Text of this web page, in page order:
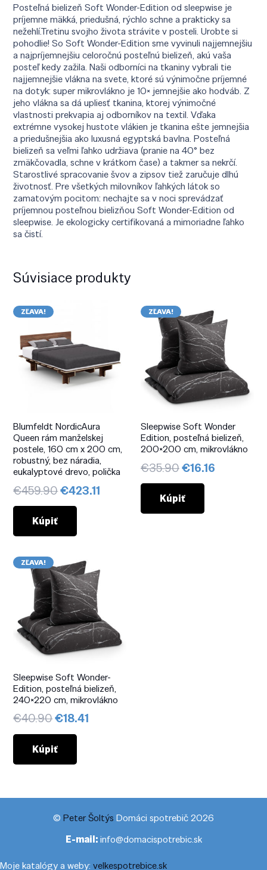
Posteľná bielizeň Soft Wonder-Edition od sleepwise je
príjemne mäkká, priedušná, rýchlo schne a prakticky sa
nežehlí.Tretinu svojho života strávite v posteli. Urobte si
pohodlie! So Soft Wonder-Edition sme vyvinuli najjemnejšiu
a najpríjemnejšiu celoročnú posteľnú bielizeň, akú vaša
posteľ kedy zažila. Naši odborníci na tkaniny vybrali tie
najjemnejšie vlákna na svete, ktoré sú výnimočne príjemné
na dotyk: super mikrovlákno je 10× jemnejšie ako hodváb. Z
jeho vlákna sa dá upliesť tkanina, ktorej výnimočné
vlastnosti prekvapia aj odborníkov na textil. Vďaka
extrémne vysokej hustote vlákien je tkanina ešte jemnejšia
a priedušnejšia ako luxusná egyptská bavlna. Posteľná
bielizeň sa veľmi ľahko udržiava (pranie na 40° bez
zmäkčovadla, schne v krátkom čase) a takmer sa nekrčí.
Starostlivé spracovanie švov a zipsov tiež zaručuje dlhú
životnosť. Pre všetkých milovníkov ľahkých látok so
zamatovým pocitom: nechajte sa v noci sprevádzať
príjemnou posteľnou bielizňou Soft Wonder-Edition od
sleepwise. Je ekologicky certifikovaná a mimoriadne ľahko
sa čistí.
Súvisiace produkty
ZĽAVA!
Blumfeldt NordicAura
Queen rám manželskej
postele, 160 cm x 200 cm,
robustný, bez náradia,
eukalyptové drevo, polička
€459.90Pôvodná
cena
€459.90.
€423.11 Aktuálna
Kúpiť
ZĽAVA!
Sleepwise Soft Wonder
Edition, posteľná bielizeň,
200×200 cm, mikrovlákno
€35.90Pôvodná
cena
bola:
€35.90.
€16.16
Kúpiť
ZĽAVA!
Sleepwise Soft Wonder-
Edition, posteľná bielizeň,
240×220 cm, mikrovlákno
€40.90Pôvodná
cena
bola:
€40.90.
€18.41
Kúpiť
© Peter Šoltýs Domáci spotrebič 2026
E-mail:info@domacispotrebic.sk
Moje katalógy a weby: velkespotrebice.sk